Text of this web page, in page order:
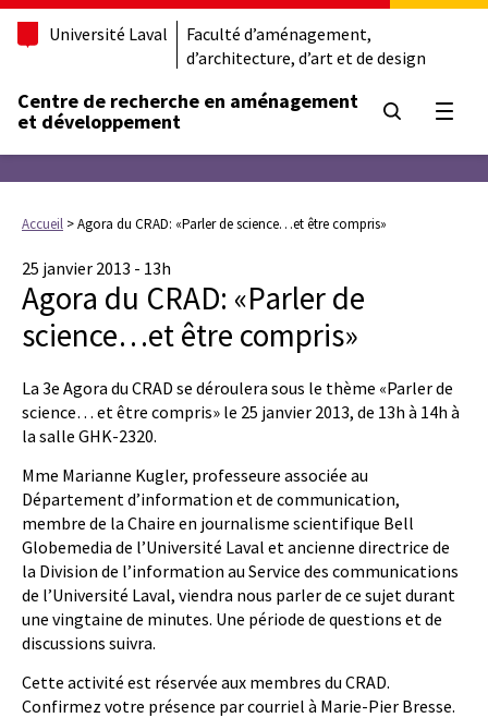
Université Laval
Faculté d’aménagement,
d’architecture, d’art et de design
Centre de recherche en aménagement
et développement
Accueil >Agora du CRAD: «Parler de science…et être compris»
25 janvier 2013 - 13h
Agora du CRAD: «Parler de
science…et être compris»
La 3e Agora du CRAD se déroulera sous le thème «Parler de
science… et être compris» le 25 janvier 2013, de 13h à 14h à
la salle GHK-2320.
Mme Marianne Kugler, professeure associée au
Département d’information et de communication,
membre de la Chaire en journalisme scientifique Bell
Globemedia de l’Université Laval et ancienne directrice de
la Division de l’information au Service des communications
de l’Université Laval, viendra nous parler de ce sujet durant
une vingtaine de minutes. Une période de questions et de
discussions suivra.
Cette activité est réservée aux membres du CRAD.
Confirmez votre présence par courriel à Marie-Pier Bresse.